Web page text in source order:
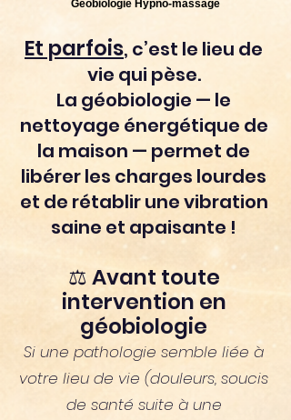
Géobiologie Hypno-massage
Et parfois, c’est le lieu de
vie qui pèse.
La géobiologie — le
nettoyage énergétique de
la maison — permet de
libérer les charges lourdes
et de rétablir une vibration
saine et apaisante !
⚖️ Avant toute
intervention en
géobiologie
Si une pathologie semble liée à
votre lieu de vie (douleurs, soucis
de santé suite à une